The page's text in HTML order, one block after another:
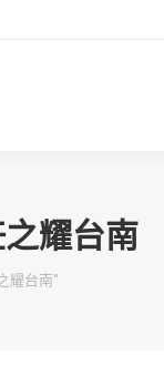
耀台南
耀台南"